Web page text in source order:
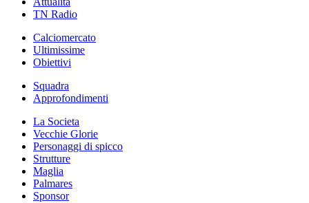
TN Radio
Calciomercato
Ultimissime
Obiettivi
Squadra
Approfondimenti
La Societa
Vecchie Glorie
Personaggi di spicco
Strutture
Maglia
Palmares
Sponsor